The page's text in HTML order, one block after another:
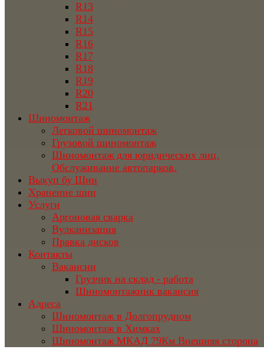
R13
R14
R15
R16
R17
R18
R19
R20
R21
Шиномонтаж
Легковой шиномонтаж
Грузовой шиномонтаж
Шиномонтаж для юридических лиц.
Обслуживание автопарков.
Выкуп бу Шин
Хранение шин
Услуги
Аргоновая сварка
Вулканизация
Правка дисков
Контакты
Вакансии
Грузчик на склад - работа
Шиномонтажник вакансия
Адреса
Шиномонтаж в Долгопрудном
Шиномонтаж в Химках
Шиномонтаж МКАД 79Км Внешняя сторона